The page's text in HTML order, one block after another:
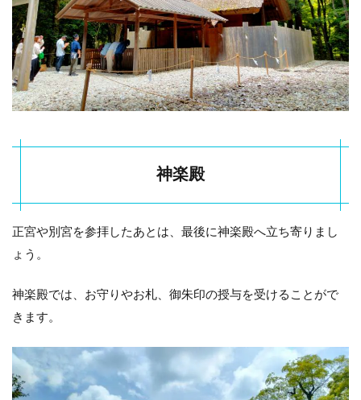
神楽殿
正宮や別宮を参拝したあとは、最後に神楽殿へ立ち寄りまし
ょう。
神楽殿では、お守りやお札、御朱印の授与を受けることがで
きます。